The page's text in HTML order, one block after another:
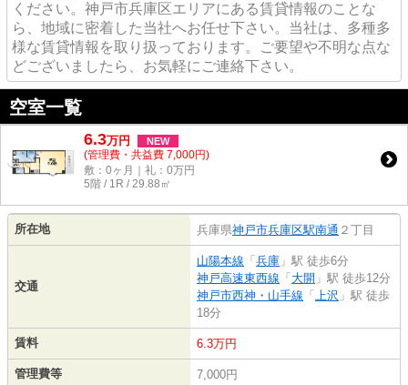
ください。神戸市兵庫区エリアにある賃貸情報のことな
ら、地域に密着した当社へお任せ下さい。当社は、多種多
様な賃貸情報を取り扱っております。ご要望や不明な点な
どございましたら、お気軽にご連絡下さい。
空室一覧
6.3万円 NEW
(管理費・共益費 7,000円)
敷：0ヶ月｜礼：0万円
5階 / 1R / 29.88㎡
所在地 兵庫県神戸市兵庫区駅南通 ２丁目
交通
山陽本線 「 兵庫 」駅 徒歩6分
神戸高速東西線 「 大開 」駅 徒歩12分
神戸市西神・山手線 「 上沢 」駅 徒歩
18分
賃料 6.3万円
管理費等 7,000円